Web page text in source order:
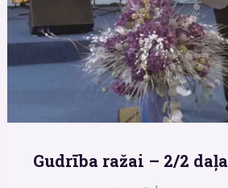
Gudrība ražai – 2/2 daļa